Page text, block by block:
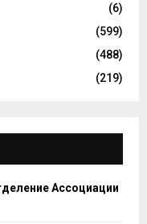
(6)
(599)
(488)
(219)
Ассоциации